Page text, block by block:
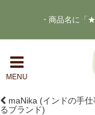
・商品名に「
MENU
maNika (インドの手
るブランド)